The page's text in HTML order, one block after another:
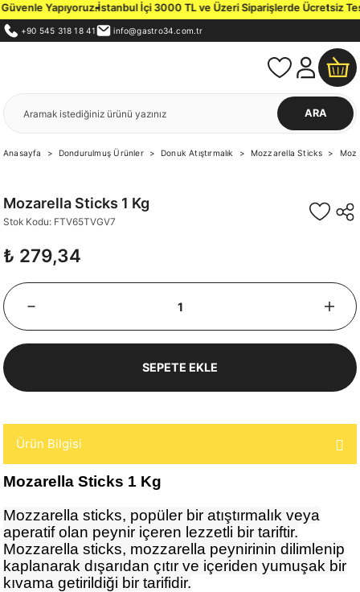
Yapıyoruz.İstanbul İçi 3000 TL ve Üzeri Siparişlerde Ücretsiz
+90 545 318 18 41 info@gastro34.com.tr
ARA
Anasayfa Dondurulmuş Ürünler Donuk Atıştırmalık Mozzarella Sticks
Mozarella Sticks 1 Kg
Stok Kodu: FTV65TVGV7
₺ 279,34
SEPETE EKLE
Ürün Bilgisi
Mozarella Sticks 1 Kg
Mozzarella sticks, popüler bir atıştırmalık veya
aperatif olan peynir içeren lezzetli bir tariftir.
Mozzarella sticks, mozzarella peynirinin dilimlenip
kaplanarak dışarıdan çıtır ve içeriden yumuşak bir
kıvama getirildiği bir tarifidir.